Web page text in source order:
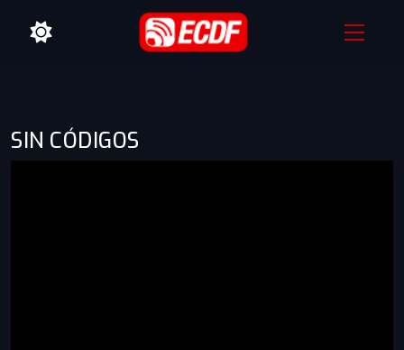
SIN CÓDIGOS